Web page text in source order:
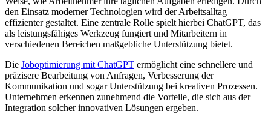
den Einsatz moderner Technologien wird der Arbeitsalltag
effizienter gestaltet. Eine zentrale Rolle spielt hierbei ChatGPT, das
als leistungsfähiges Werkzeug fungiert und Mitarbeitern in
verschiedenen Bereichen maßgebliche Unterstützung bietet.
Die Joboptimierung mit ChatGPT ermöglicht eine schnellere und
präzisere Bearbeitung von Anfragen, Verbesserung der
Kommunikation und sogar Unterstützung bei kreativen Prozessen.
Unternehmen erkennen zunehmend die Vorteile, die sich aus der
Integration solcher innovativen Lösungen ergeben.